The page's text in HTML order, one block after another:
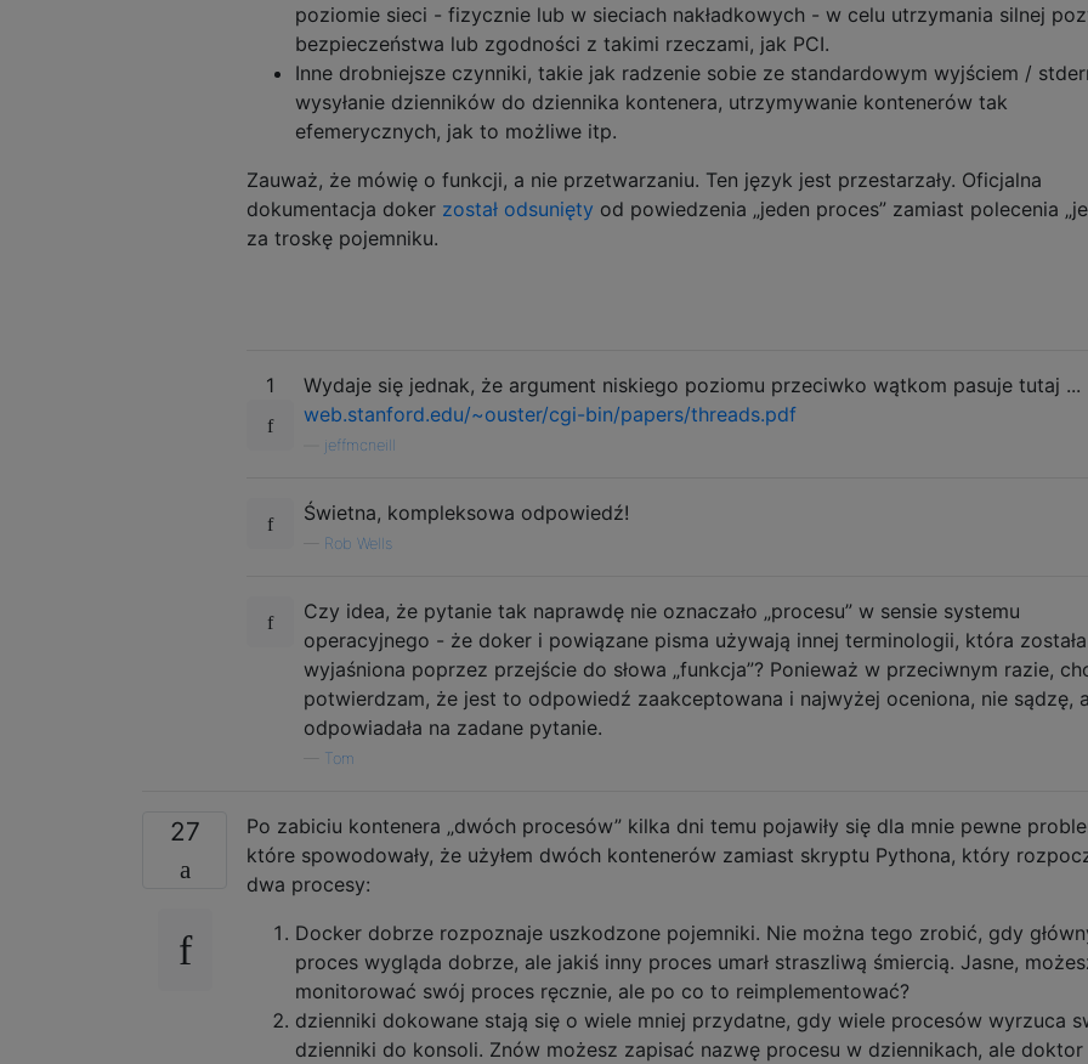
poziomie sieci - fizycznie lub w sieciach nakładkowych - w celu utrzymania silnej
bezpieczeństwa lub zgodności z takimi rzeczami, jak PCI.
Inne drobniejsze czynniki, takie jak radzenie sobie ze standardowym wyjściem /
wysyłanie dzienników do dziennika kontenera, utrzymywanie kontenerów tak
efemerycznych, jak to możliwe itp.
Zauważ, że mówię o funkcji, a nie przetwarzaniu. Ten język jest przestarzały. Oficjalna
dokumentacja doker został odsunięty od powiedzenia „jeden proces” zamiast polecenia
za troskę pojemniku.
1
Wydaje się jednak, że argument niskiego poziomu przeciwko wątkom pasuje tutaj ...
web.stanford.edu/~ouster/cgi-bin/papers/threads.pdf
jeffmcneill
Świetna, kompleksowa odpowiedź!
Rob Wells
Czy idea, że ​​pytanie tak naprawdę nie oznaczało „procesu” w sensie systemu
operacyjnego - że doker i powiązane pisma używają innej terminologii, która
wyjaśniona poprzez przejście do słowa „funkcja”? Ponieważ w przeciwnym razie,
potwierdzam, że jest to odpowiedź zaakceptowana i najwyżej oceniona, nie sądzę,
odpowiadała na zadane pytanie.
Tom
27
Po zabiciu kontenera „dwóch procesów” kilka dni temu pojawiły się dla mnie pewne
które spowodowały, że użyłem dwóch kontenerów zamiast skryptu Pythona, który
dwa procesy:
Docker dobrze rozpoznaje uszkodzone pojemniki. Nie można tego zrobić, gdy
proces wygląda dobrze, ale jakiś inny proces umarł straszliwą śmiercią. Jasne,
monitorować swój proces ręcznie, ale po co to reimplementować?
dzienniki dokowane stają się o wiele mniej przydatne, gdy wiele procesów wyrzuca
dzienniki do konsoli. Znów możesz zapisać nazwę procesu w dziennikach, ale doktor